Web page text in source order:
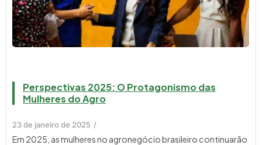
Perspectivas 2025: O Protagonismo das
Mulheres do Agro
23 de janeiro de 2025 /
Em 2025, as mulheres no agronegócio brasileiro continuarão